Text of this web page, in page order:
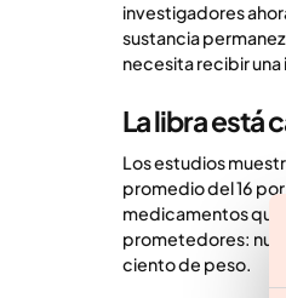
investigadores
sustancia
necesita recibir una
La libra está
Los estudios
promedio del 16
medicamentos que
prometedores:
ciento de peso.